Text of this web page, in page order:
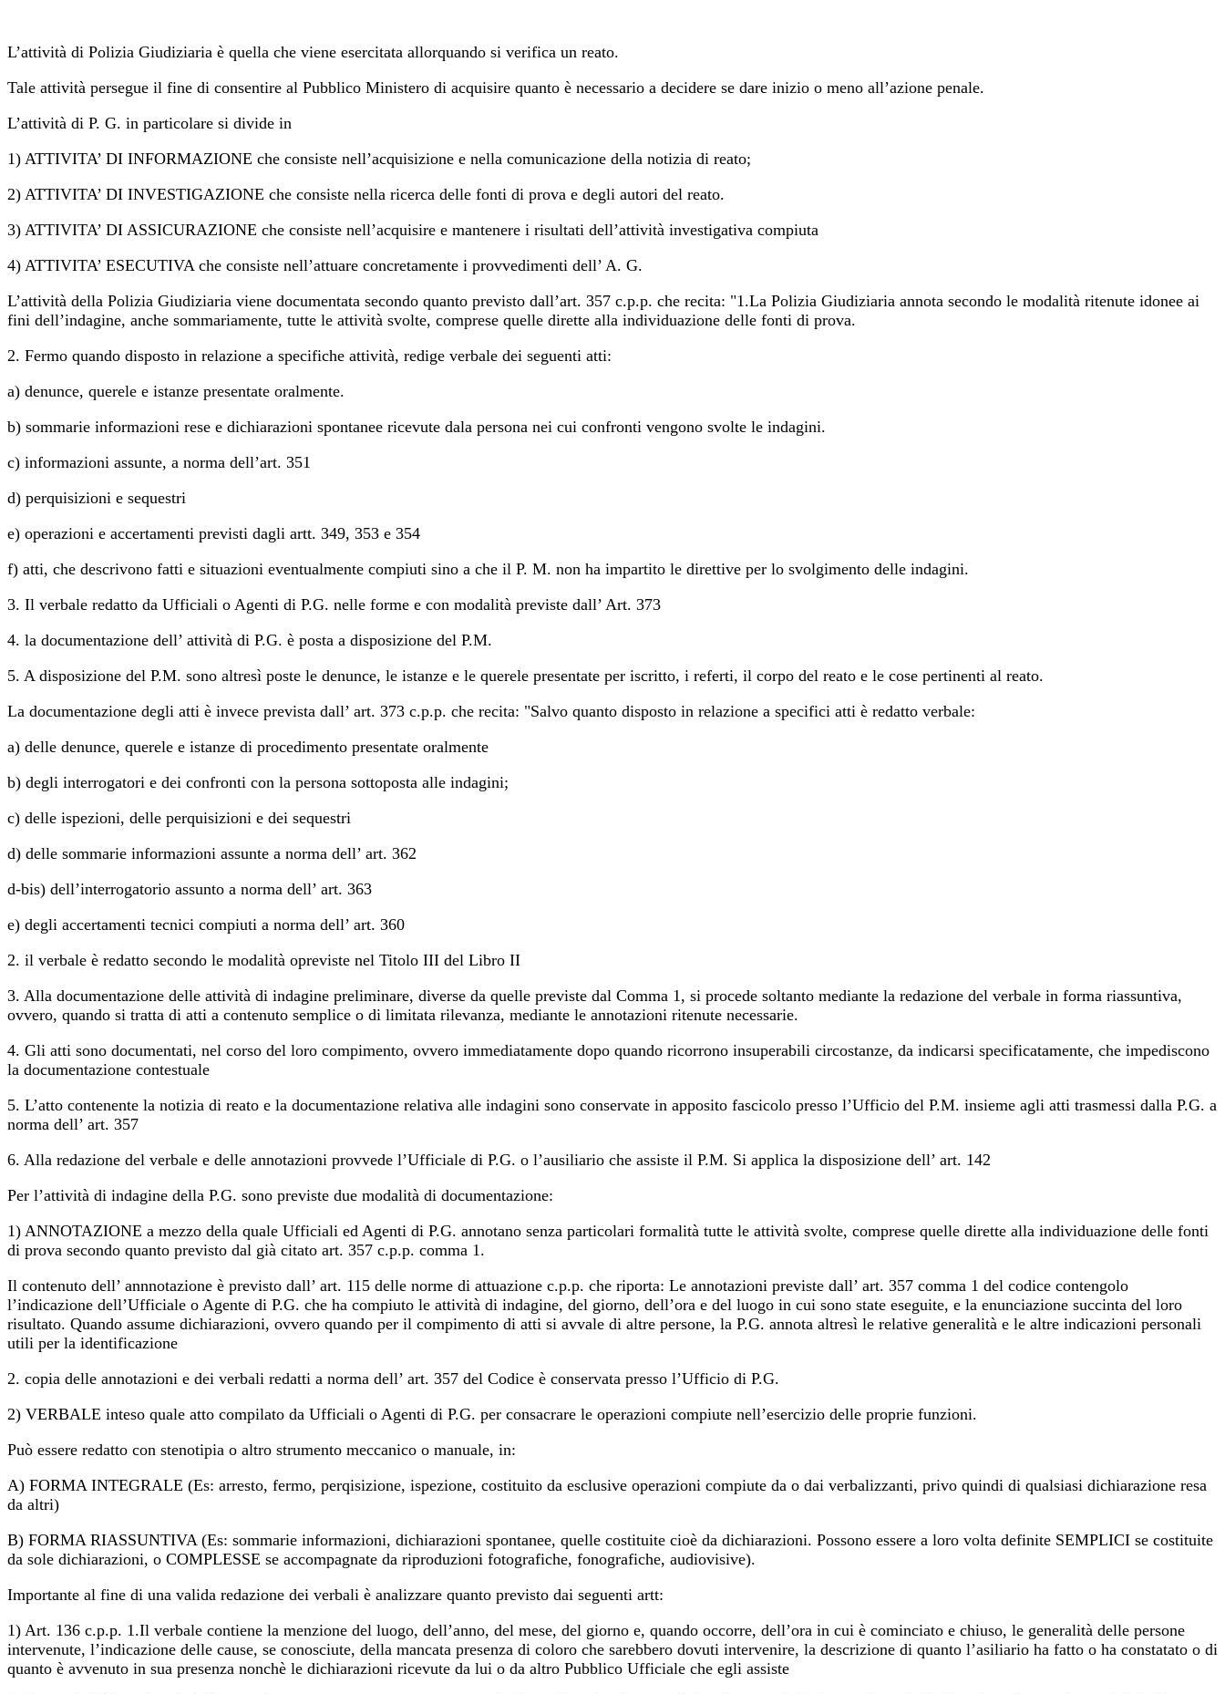
L’attività di Polizia Giudiziaria è quella che viene esercitata allorquando si verifica un reato.
Tale attività persegue il fine di consentire al Pubblico Ministero di acquisire quanto è necessario a decidere se dare inizio o meno all’azione penale.
L’attività di P. G. in particolare si divide in
1) ATTIVITA’ DI INFORMAZIONE che consiste nell’acquisizione e nella comunicazione della notizia di reato;
2) ATTIVITA’ DI INVESTIGAZIONE che consiste nella ricerca delle fonti di prova e degli autori del reato.
3) ATTIVITA’ DI ASSICURAZIONE che consiste nell’acquisire e mantenere i risultati dell’attività investigativa compiuta
4) ATTIVITA’ ESECUTIVA che consiste nell’attuare concretamente i provvedimenti dell’ A. G.
L’attività della Polizia Giudiziaria viene documentata secondo quanto previsto dall’art. 357 c.p.p. che recita: "1.La Polizia Giudiziaria annota secondo le modalità ritenute idonee ai
fini dell’indagine, anche sommariamente, tutte le attività svolte, comprese quelle dirette alla individuazione delle fonti di prova.
2. Fermo quando disposto in relazione a specifiche attività, redige verbale dei seguenti atti:
a) denunce, querele e istanze presentate oralmente.
b) sommarie informazioni rese e dichiarazioni spontanee ricevute dala persona nei cui confronti vengono svolte le indagini.
c) informazioni assunte, a norma dell’art. 351
d) perquisizioni e sequestri
e) operazioni e accertamenti previsti dagli artt. 349, 353 e 354
f) atti, che descrivono fatti e situazioni eventualmente compiuti sino a che il P. M. non ha impartito le direttive per lo svolgimento delle indagini.
3. Il verbale redatto da Ufficiali o Agenti di P.G. nelle forme e con modalità previste dall’ Art. 373
4. la documentazione dell’ attività di P.G. è posta a disposizione del P.M.
5. A disposizione del P.M. sono altresì poste le denunce, le istanze e le querele presentate per iscritto, i referti, il corpo del reato e le cose pertinenti al reato.
La documentazione degli atti è invece prevista dall’ art. 373 c.p.p. che recita: "Salvo quanto disposto in relazione a specifici atti è redatto verbale:
a) delle denunce, querele e istanze di procedimento presentate oralmente
b) degli interrogatori e dei confronti con la persona sottoposta alle indagini;
c) delle ispezioni, delle perquisizioni e dei sequestri
d) delle sommarie informazioni assunte a norma dell’ art. 362
d-bis) dell’interrogatorio assunto a norma dell’ art. 363
e) degli accertamenti tecnici compiuti a norma dell’ art. 360
2. il verbale è redatto secondo le modalità opreviste nel Titolo III del Libro II
3. Alla documentazione delle attività di indagine preliminare, diverse da quelle previste dal Comma 1, si procede soltanto mediante la redazione del verbale in forma riassuntiva,
ovvero, quando si tratta di atti a contenuto semplice o di limitata rilevanza, mediante le annotazioni ritenute necessarie.
4. Gli atti sono documentati, nel corso del loro compimento, ovvero immediatamente dopo quando ricorrono insuperabili circostanze, da indicarsi specificatamente, che impediscono
la documentazione contestuale
5. L’atto contenente la notizia di reato e la documentazione relativa alle indagini sono conservate in apposito fascicolo presso l’Ufficio del P.M. insieme agli atti trasmessi dalla P.G. a
norma dell’ art. 357
6. Alla redazione del verbale e delle annotazioni provvede l’Ufficiale di P.G. o l’ausiliario che assiste il P.M. Si applica la disposizione dell’ art. 142
Per l’attività di indagine della P.G. sono previste due modalità di documentazione:
1) ANNOTAZIONE a mezzo della quale Ufficiali ed Agenti di P.G. annotano senza particolari formalità tutte le attività svolte, comprese quelle dirette alla individuazione delle fonti
di prova secondo quanto previsto dal già citato art. 357 c.p.p. comma 1.
Il contenuto dell’ annnotazione è previsto dall’ art. 115 delle norme di attuazione c.p.p. che riporta: Le annotazioni previste dall’ art. 357 comma 1 del codice contengolo
l’indicazione dell’Ufficiale o Agente di P.G. che ha compiuto le attività di indagine, del giorno, dell’ora e del luogo in cui sono state eseguite, e la enunciazione succinta del loro
risultato. Quando assume dichiarazioni, ovvero quando per il compimento di atti si avvale di altre persone, la P.G. annota altresì le relative generalità e le altre indicazioni personali
utili per la identificazione
2. copia delle annotazioni e dei verbali redatti a norma dell’ art. 357 del Codice è conservata presso l’Ufficio di P.G.
2) VERBALE inteso quale atto compilato da Ufficiali o Agenti di P.G. per consacrare le operazioni compiute nell’esercizio delle proprie funzioni.
Può essere redatto con stenotipia o altro strumento meccanico o manuale, in:
A) FORMA INTEGRALE (Es: arresto, fermo, perqisizione, ispezione, costituito da esclusive operazioni compiute da o dai verbalizzanti, privo quindi di qualsiasi dichiarazione resa
da altri)
B) FORMA RIASSUNTIVA (Es: sommarie informazioni, dichiarazioni spontanee, quelle costituite cioè da dichiarazioni. Possono essere a loro volta definite SEMPLICI se costituite
da sole dichiarazioni, o COMPLESSE se accompagnate da riproduzioni fotografiche, fonografiche, audiovisive).
Importante al fine di una valida redazione dei verbali è analizzare quanto previsto dai seguenti artt:
1) Art. 136 c.p.p. 1.Il verbale contiene la menzione del luogo, dell’anno, del mese, del giorno e, quando occorre, dell’ora in cui è cominciato e chiuso, le generalità delle persone
intervenute, l’indicazione delle cause, se conosciute, della mancata presenza di coloro che sarebbero dovuti intervenire, la descrizione di quanto l’asiliario ha fatto o ha constatato o di
quanto è avvenuto in sua presenza nonchè le dichiarazioni ricevute da lui o da altro Pubblico Ufficiale che egli assiste